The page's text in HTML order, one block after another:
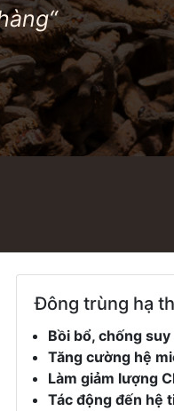
Đông trùng hạ
Bồi bổ, chống
Tăng cường hệ
Làm giảm lượng
Tác động đến hệ